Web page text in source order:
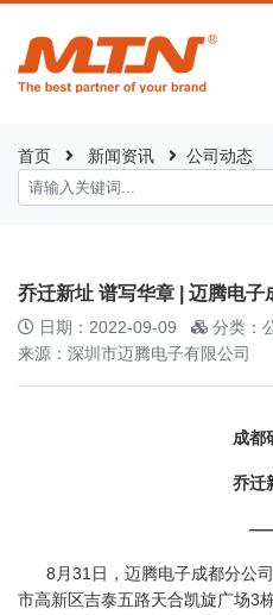
首页 新闻资讯 公司动态
乔迁新址 谱写华章 | 迈腾电子
日期：2022-09-09 分类：
来源：深圳市迈腾电子有限公司
成都
乔迁
8月31日，迈腾电子成都分公司
市高新区吉泰五路天合凯旋广场3